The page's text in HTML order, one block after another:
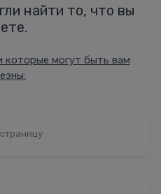
найти то, что вы
могут быть вам